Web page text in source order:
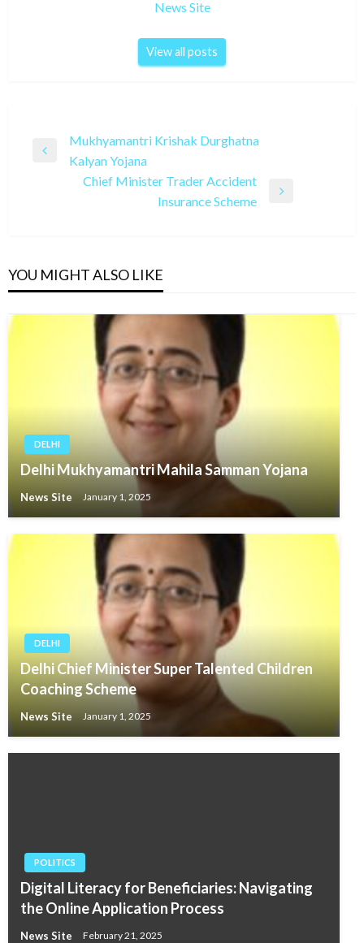
News Site
View all posts
navigation
Previous
Mukhyamantri Krishak Durghatna
Kalyan Yojana
Chief Minister Trader Accident
Insurance Scheme
YOU MIGHT ALSO LIKE
DELHI
Delhi Mukhyamantri Mahila Samman Yojana
News Site January 1, 2025
DELHI
Delhi Chief Minister Super Talented Children
Coaching Scheme
News Site January 1, 2025
POLITICS
Digital Literacy for Beneficiaries: Navigating
the Online Application Process
News Site February 21, 2025